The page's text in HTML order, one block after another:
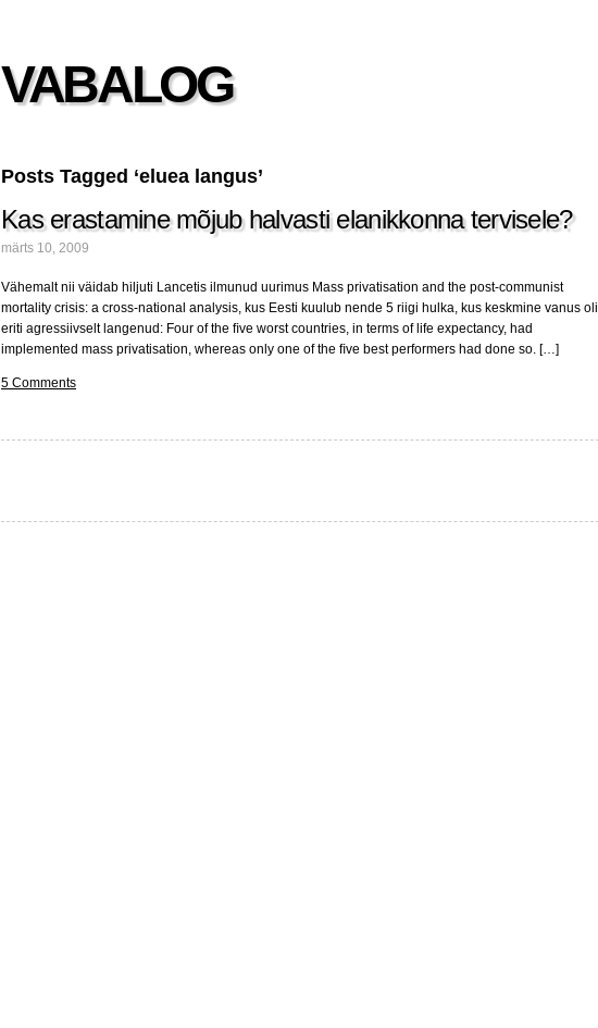
VABALOG
Posts Tagged ‘eluea langus’
Kas erastamine mõjub halvasti elanikkonna tervisele?
märts 10, 2009
Vähemalt nii väidab hiljuti Lancetis ilmunud uurimus Mass privatisation and the post-communist
mortality crisis: a cross-national analysis, kus Eesti kuulub nende 5 riigi hulka, kus keskmine vanus oli
eriti agressiivselt langenud: Four of the ﬁve worst countries, in terms of life expectancy, had
implemented mass privatisation, whereas only one of the ﬁve best performers had done so. […]
5 Comments